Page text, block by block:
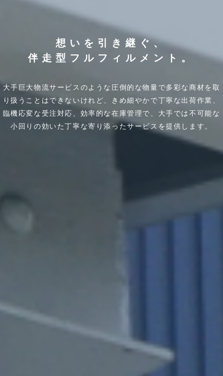
想いを引き継ぐ、
伴走型フルフィルメント。
大手巨大物流サービスのような圧倒的な物量で多彩な商材を取
り扱うことはできないけれど、
きめ細やかで丁寧な出荷作業、
臨機応変な受注対応、効率的な在庫管理で、 大手では不可能な
小回りの効いた丁寧な寄り添ったサービスを提供します。